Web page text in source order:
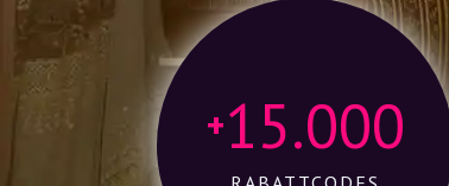
+15.000